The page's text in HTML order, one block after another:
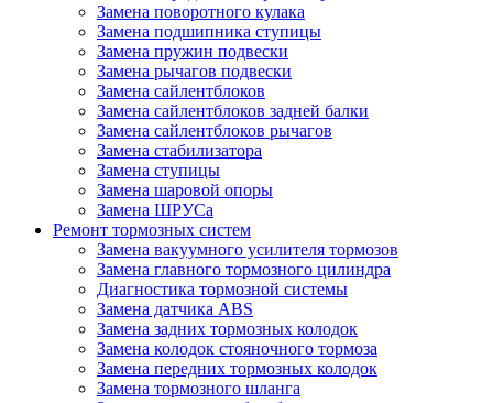
Замена поворотного кулака
Замена подшипника ступицы
Замена пружин подвески
Замена рычагов подвески
Замена сайлентблоков
Замена сайлентблоков задней балки
Замена сайлентблоков рычагов
Замена стабилизатора
Замена ступицы
Замена шаровой опоры
Замена ШРУСа
Ремонт тормозных систем
Замена вакуумного усилителя тормозов
Замена главного тормозного цилиндра
Диагностика тормозной системы
Замена датчика ABS
Замена задних тормозных колодок
Замена колодок стояночного тормоза
Замена передних тормозных колодок
Замена тормозного шланга